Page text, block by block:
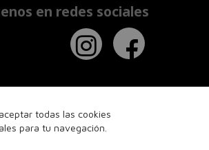
todas las cookies
para tu navegación.
en redes sociales